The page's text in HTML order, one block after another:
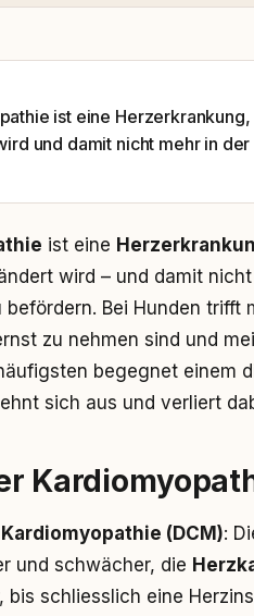
ist eine
und damit nicht mehr in
ist eine
wird – und damit
befördern. Bei Hunden trifft
zu nehmen sind und
begegnet einem
sich aus und verliert
(DCM):
und schwächer, die
bis schliesslich eine